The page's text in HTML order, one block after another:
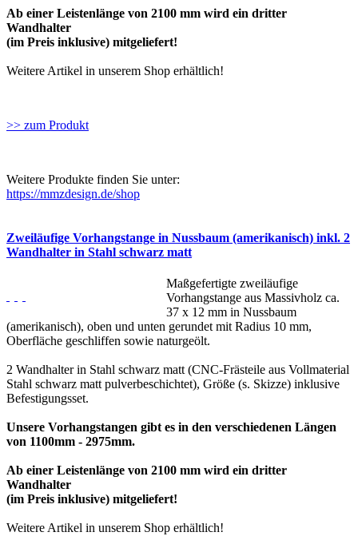
Ab einer Leistenlänge von 2100 mm wird ein dritter
Wandhalter
(im Preis inklusive) mitgeliefert!
Weitere Artikel in unserem Shop erhältlich!
>> zum Produkt
Weitere Produkte finden Sie unter:
https://mmzdesign.de/shop
Zweiläufige Vorhangstange in Nussbaum (amerikanisch) inkl. 2
Wandhalter in Stahl schwarz matt
Maßgefertigte zweiläufige
Vorhangstange aus Massivholz ca.
37 x 12 mm in Nussbaum
(amerikanisch), oben und unten gerundet mit Radius 10 mm,
Oberfläche geschliffen sowie naturgeölt.
2 Wandhalter in Stahl schwarz matt (CNC-Frästeile aus Vollmaterial
Stahl schwarz matt pulverbeschichtet), Größe (s. Skizze) inklusive
Befestigungsset.
Unsere Vorhangstangen gibt es in den verschiedenen Längen
von 1100mm - 2975mm.
Ab einer Leistenlänge von 2100 mm wird ein dritter
Wandhalter
(im Preis inklusive) mitgeliefert!
Weitere Artikel in unserem Shop erhältlich!